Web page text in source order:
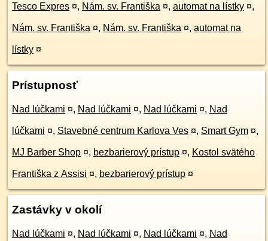
Tesco Expres ¤, Nám. sv. Františka ¤, automat na lístky ¤,
Nám. sv. Františka ¤, Nám. sv. Františka ¤, automat na
lístky ¤
Prístupnosť
Nad lúčkami ¤, Nad lúčkami ¤, Nad lúčkami ¤, Nad
lúčkami ¤, Stavebné centrum Karlova Ves ¤, Smart Gym ¤,
MJ Barber Shop ¤, bezbarierový prístup ¤, Kostol svätého
Františka z Assisi ¤, bezbarierový prístup ¤
Zastávky v okolí
Nad lúčkami ¤, Nad lúčkami ¤, Nad lúčkami ¤, Nad